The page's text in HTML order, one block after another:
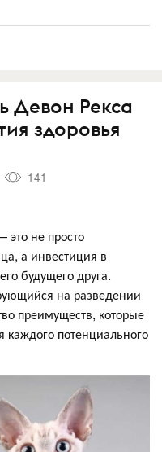
Девон Рекса
здоровья
141
это не просто
а инвестиция в
будущего друга.
на разведении
преимуществ, которые
потенциального